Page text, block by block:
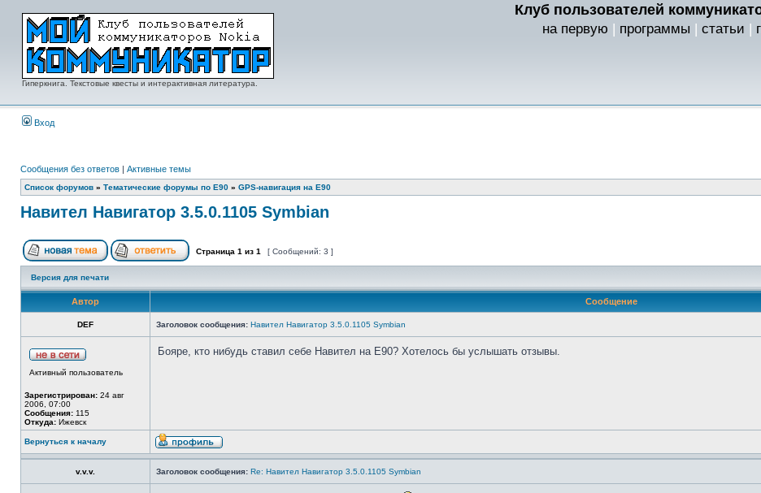
Гиперкнига. Текстовые квесты и интерактивная литература.
Клуб пользователей
на первую | программы | статьи |
Вход
Сообщения без ответов | Активные темы
Список форумов » Тематические форумы по E90 » GPS-навигация на E90
Навител Навигатор 3.5.0.1105 Symbian
Страница 1 из 1 [ Сообщений: 3 ]
Версия для печати
Автор Сообщение
DEF Заголовок сообщения: Навител Навигатор 3.5.0.1105 Symbian
Активный пользователь
Зарегистрирован: 24 авг
2006, 07:00
Сообщения: 115
Откуда: Ижевск
Бояре, кто нибудь ставил себе Навител на Е90? Хотелось бы услышать отзывы.
Вернуться к началу
v.v.v. Заголовок сообщения: Re: Навител Навигатор 3.5.0.1105 Symbian